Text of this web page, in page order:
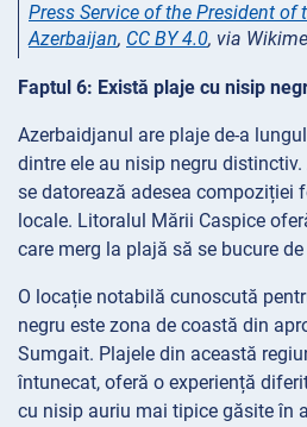
Press Service of the President of
Azerbaijan, CC BY 4.0, via
Faptul 6: Există plaje cu nisip
Azerbaidjanul are plaje de-a
dintre ele au nisip negru
se datorează adesea compoziției
locale. Litoralul Mării Caspice
care merg la plajă să se bucure
O locație notabilă cunoscută
negru este zona de coastă din
Sumgait. Plajele din această
întunecat, oferă o experiență
cu nisip auriu mai tipice găsite în